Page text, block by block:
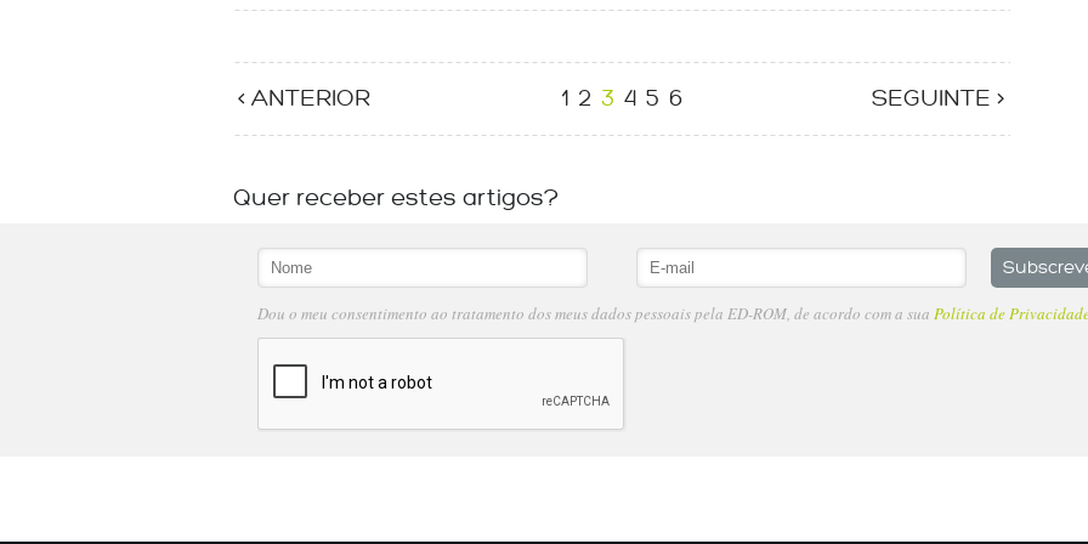
< ANTERIOR 1 2 3 4 5 6 SEGUINTE >
Quer receber estes artigos?
Dou o meu consentimento ao tratamento dos meus dados pessoais pela ED-ROM, de acordo com a sua Política de